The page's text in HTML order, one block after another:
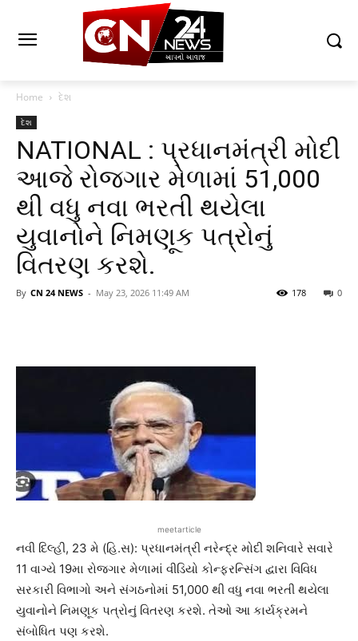
Home દેશ
દેશ
NATIONAL : પ્રધાનમંત્રી મોદી
આજે રોજગાર મેળામાં 51,000
થી વધુ નવા ભરતી થયેલા
યુવાનોને નિમણૂક પત્રોનું
વિતરણ કરશે.
By CN 24 NEWS - May 23, 2026 11:49 AM 0
178
meetarticle
નવી દિલ્હી, 23 મે (હિ.સ): પ્રધાનમંત્રી નરેન્દ્ર મોદી શનિવારે સવારે
11 વાગ્યે 19મા રોજગાર મેળામાં વીડિયો કોન્ફરન્સિંગ દ્વારા વિવિધ
સરકારી વિભાગો અને સંગઠનોમાં 51,000 થી વધુ નવા ભરતી થયેલા
યુવાનોને નિમણૂક પત્રોનું વિતરણ કરશે. તેઓ આ કાર્યક્રમને
સંબોધિત પણ કરશે.